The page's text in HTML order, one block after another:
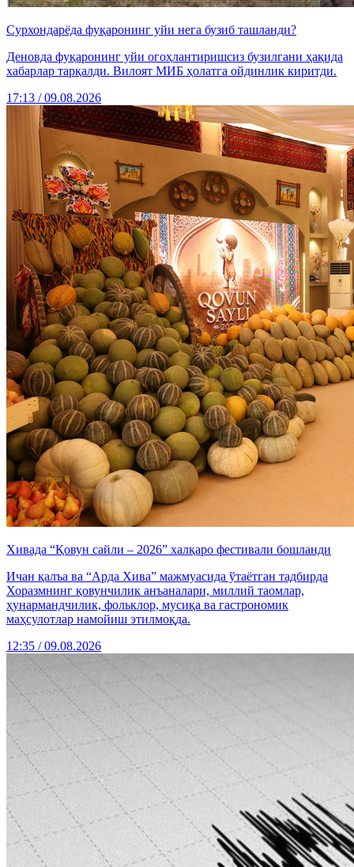
Сурхондарёда фуқаронинг уйи нега бузиб ташланди?
Деновда фуқаронинг уйи огоҳлантиришсиз бузилгани ҳақида
хабарлар тарқалди. Вилоят МИБ ҳолатга ойдинлик киритди.
17:13 / 09.08.2026
Хивада “Қовун сайли – 2026” халқаро фестивали бошланди
Ичан қалъа ва “Арда Хива” мажмуасида ўтаётган тадбирда
Хоразмнинг қовунчилик анъаналари, миллий таомлар,
ҳунармандчилик, фольклор, мусиқа ва гастрономик
маҳсулотлар намойиш этилмоқда.
12:35 / 09.08.2026